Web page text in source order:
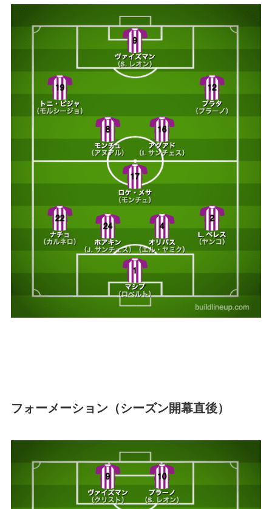
フォーメーション（シーズン開幕直後）